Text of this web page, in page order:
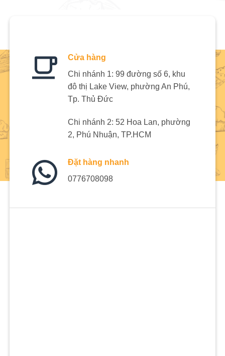
Cửa hàng
Chi nhánh 1: 99 đường số 6, khu
đô thị Lake View, phường An Phú,
Tp. Thủ Đức
Chi nhánh 2: 52 Hoa Lan, phường
2, Phú Nhuận, TP.HCM
Đặt hàng nhanh
0776708098